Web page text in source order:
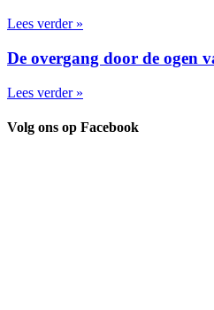
Lees verder »
De overgang door de ogen
Lees verder »
Volg ons op Facebook